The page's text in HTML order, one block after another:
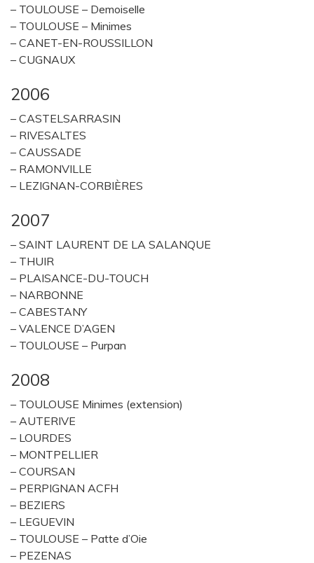
– TOULOUSE – Demoiselle
– TOULOUSE – Minimes
– CANET-EN-ROUSSILLON
– CUGNAUX
2006
– CASTELSARRASIN
– RIVESALTES
– CAUSSADE
– RAMONVILLE
– LEZIGNAN-CORBIÈRES
2007
– SAINT LAURENT DE LA SALANQUE
– THUIR
– PLAISANCE-DU-TOUCH
– NARBONNE
– CABESTANY
– VALENCE D’AGEN
– TOULOUSE – Purpan
2008
– TOULOUSE Minimes (extension)
– AUTERIVE
– LOURDES
– MONTPELLIER
– COURSAN
– PERPIGNAN ACFH
– BEZIERS
– LEGUEVIN
– TOULOUSE – Patte d’Oie
– PEZENAS